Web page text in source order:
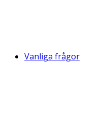
Vanliga frågor